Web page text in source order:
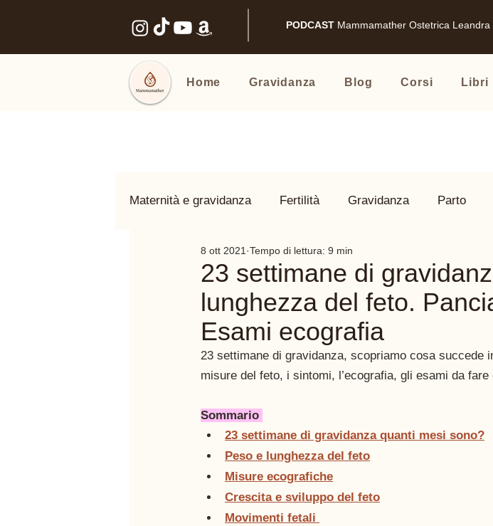
PODCAST Mammamather Ostetrica
Home Gravidanza Blog Corsi Libri
Maternità e gravidanza Fertilità Gravidanza Parto
Benessere intimo Nomi e Famiglia
23 settimane di
lunghezza del feto.
Esami ecografia
8 ott 2021 Tempo di lettura: 9 min
23 settimane di gravidanza, scopriamo cosa succede
misure del feto, i sintomi, l’ecografia, gli esami da
Sommario
23 settimane di gravidanza quanti mesi sono?
Peso e lunghezza del feto
Misure ecografiche
Crescita e sviluppo del feto
Movimenti fetali